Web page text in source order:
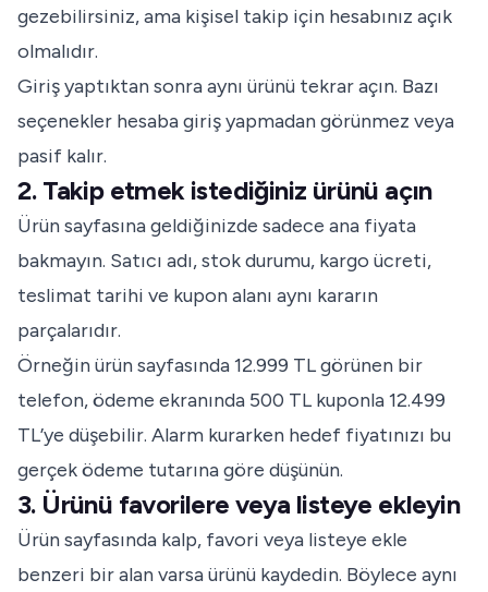
gezebilirsiniz, ama kişisel takip için hesabınız açık
olmalıdır.
Giriş yaptıktan sonra aynı ürünü tekrar açın. Bazı
seçenekler hesaba giriş yapmadan görünmez veya
pasif kalır.
2. Takip etmek istediğiniz ürünü açın
Ürün sayfasına geldiğinizde sadece ana fiyata
bakmayın. Satıcı adı, stok durumu, kargo ücreti,
teslimat tarihi ve kupon alanı aynı kararın
parçalarıdır.
Örneğin ürün sayfasında 12.999 TL görünen bir
telefon, ödeme ekranında 500 TL kuponla 12.499
TL’ye düşebilir. Alarm kurarken hedef fiyatınızı bu
gerçek ödeme tutarına göre düşünün.
3. Ürünü favorilere veya listeye ekleyin
Ürün sayfasında kalp, favori veya listeye ekle
benzeri bir alan varsa ürünü kaydedin. Böylece aynı